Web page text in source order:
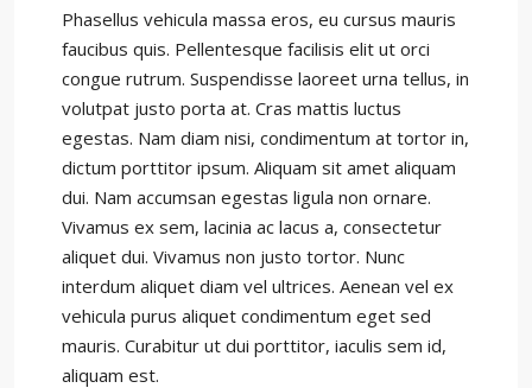
Phasellus vehicula massa eros, eu cursus mauris
faucibus quis. Pellentesque facilisis elit ut orci
congue rutrum. Suspendisse laoreet urna tellus, in
volutpat justo porta at. Cras mattis luctus
egestas. Nam diam nisi, condimentum at tortor in,
dictum porttitor ipsum. Aliquam sit amet aliquam
dui. Nam accumsan egestas ligula non ornare.
Vivamus ex sem, lacinia ac lacus a, consectetur
aliquet dui. Vivamus non justo tortor. Nunc
interdum aliquet diam vel ultrices. Aenean vel ex
vehicula purus aliquet condimentum eget sed
mauris. Curabitur ut dui porttitor, iaculis sem id,
aliquam est.